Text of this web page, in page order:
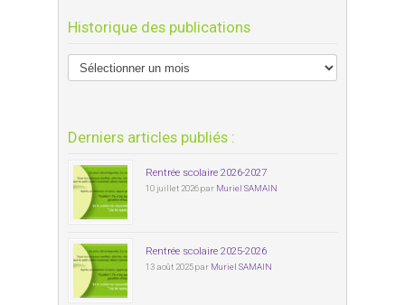
Historique des publications
Derniers articles publiés :
Rentrée scolaire 2026-2027
10 juillet 2026 par Muriel SAMAIN
Rentrée scolaire 2025-2026
13 août 2025 par Muriel SAMAIN